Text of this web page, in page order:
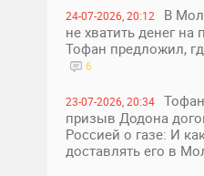
24-07-2026, 20:12
В
не хватить денег на
Тофан предложил,
6
23-07-2026, 20:34
призыв Додона
Россией о газе: И
доставлять его в